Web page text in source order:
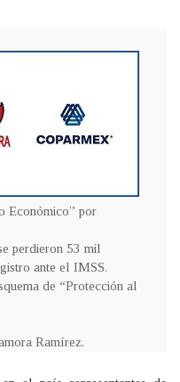
Económico” por
perdieron 53 mil
ante el IMSS.
de “Protección al
Ramírez.